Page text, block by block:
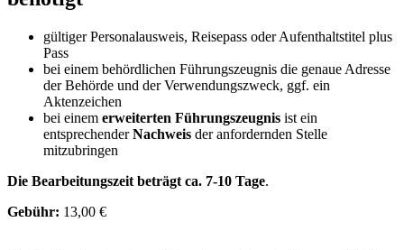
gültiger Personalausweis, Reisepass oder Aufenthaltstitel plus
Pass
bei einem behördlichen Führungszeugnis die genaue Adresse
der Behörde und der Verwendungszweck, ggf. ein
Aktenzeichen
bei einem erweiterten Führungszeugnis ist ein
entsprechenderNachweis der anfordernden Stelle
mitzubringen
Die Bearbeitungszeit beträgt ca. 7-10 Tage.
Gebühr: 13,00 €